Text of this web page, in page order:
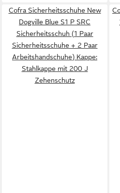
Cofra Sicherheitsschuhe New
Dogville Blue S1 P SRC
Sicherheitsschuh (1 Paar
Sicherheitsschuhe + 2 Paar
Arbeitshandschuhe) Kappe:
Stahlkappe mit 200 J
Zehenschutz